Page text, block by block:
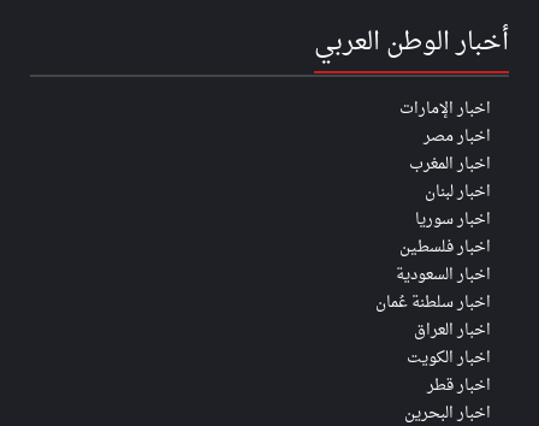
أخبار الوطن العربي
اخبار الإمارات
اخبار مصر
اخبار المغرب
اخبار لبنان
اخبار سوريا
اخبار فلسطين
اخبار السعودية
اخبار سلطنة عُمان
اخبار العراق
اخبار الكويت
اخبار قطر
اخبار البحرين